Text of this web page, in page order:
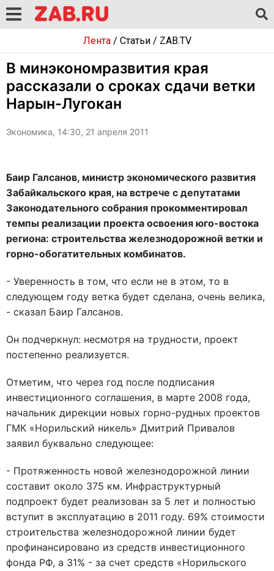
Лента/ Статьи/ ZAB.TV
В минэкономразвития края
рассказали о сроках сдачи ветки
Нарын-Лугокан
Экономика, 14:30, 21 апреля 2011
Баир Галсанов, министр экономического развития
Забайкальского края, на встрече с депутатами
Законодательного собрания прокомментировал
темпы реализации проекта освоения юго-востока
региона: строительства железнодорожной ветки и
горно-обогатительных комбинатов.
- Уверенность в том, что если не в этом, то в
следующем году ветка будет сделана, очень велика,
- сказал Баир Галсанов.
Он подчеркнул: несмотря на трудности, проект
постепенно реализуется.
Отметим, что через год после подписания
инвестиционного соглашения, в марте 2008 года,
начальник дирекции новых горно-рудных проектов
ГМК «Норильский никель» Дмитрий Привалов
заявил буквально следующее:
- Протяженность новой железнодорожной линии
составит около 375 км. Инфраструктурный
подпроект будет реализован за 5 лет и полностью
вступит в эксплуатацию в 2011 году. 69% стоимости
строительства железнодорожной линии будет
профинансировано из средств инвестиционного
фонда РФ, а 31% - за счет средств «Норильского